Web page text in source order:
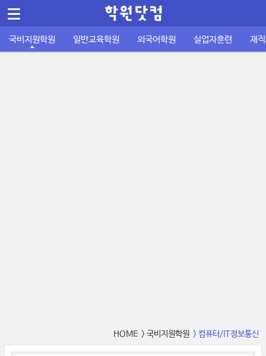
국비지원학원 일반교육학원 외국어학원 실업자훈련 재
HOME > 국비지원학원 > 컴퓨터/IT정보통신
Sketchbook5, 스케치북5